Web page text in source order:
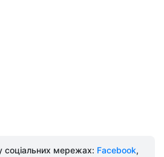
соціальних мережах: Facebook,